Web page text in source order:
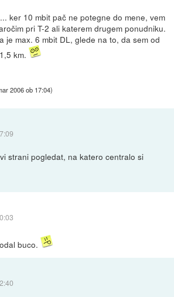
ker 10 mbit pač ne potegne do mene, vem
pri T-2 ali katerem drugem ponudniku.
je max. 6 mbit DL, glede na to, da sem od
km.
2006 ob 17:04)
strani pogledat, na katero centralo si
buco.